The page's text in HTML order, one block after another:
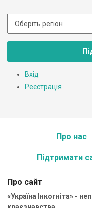
Вхід
Реєстрація
Про нас
Підтримати
Про сайт
«Україна Інкогніта» -